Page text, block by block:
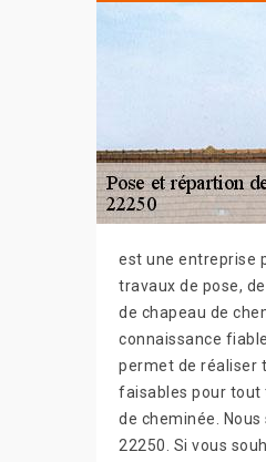
est une entreprise
travaux de pose,
de chapeau de
connaissance
permet de réaliser
faisables pour tout
de cheminée.
22250. Si vous